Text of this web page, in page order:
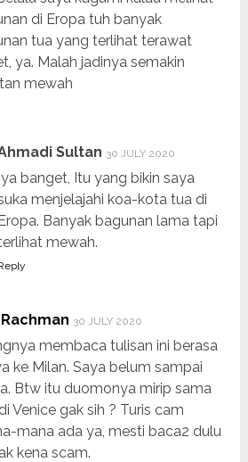
di Eropa tuh banyak
tua yang terlihat terawat
ya. Malah jadinya semakin
mewah
Sultan 30 JULY 2020
banget, Itu yang bikin saya
menjelajahi koa-kota tua di
Banyak bagunan lama tapi
mewah.
30 JULY 2020
membaca tulisan ini berasa
ke Milan. Saya belum sampai
Btw itu duomonya mirip sama
Venice gak sih ? Turis cam
mana ada ya, mesti baca2 dulu
kena scam.